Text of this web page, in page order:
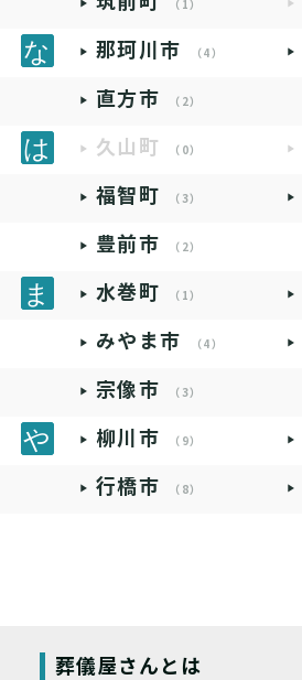
（1）
那珂川市 （4）
直方市 （2）
久山町 （0）
福智町 （3）
豊前市 （2）
水巻町 （1）
みやま市 （4）
宗像市 （3）
柳川市 （9）
行橋市 （8）
葬儀屋さんとは